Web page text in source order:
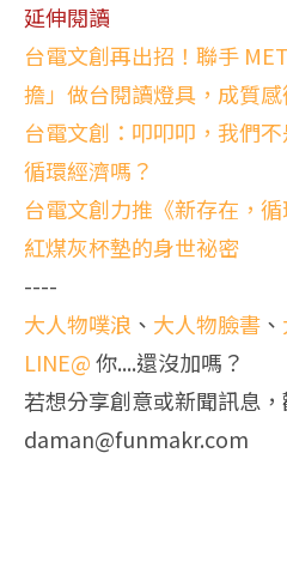
延伸閱讀
台電文創再出招！聯手
擔」做台閱讀燈具，成質
台電文創：叩叩叩，我們
循環經濟嗎？
台電文創力推《新存在，
紅煤灰杯墊的身世祕密
----
大人物噗浪 、 大人物臉書 、
LINE@你....還沒加嗎？
若想分享創意或新聞訊息
daman@funmakr.com